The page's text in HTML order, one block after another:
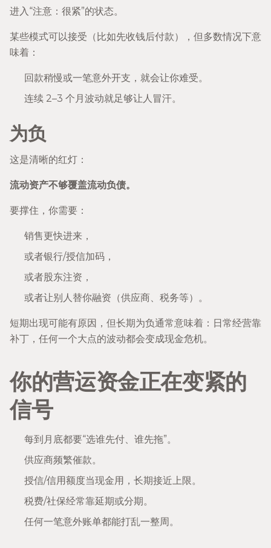
进入“注意：很紧”的状态。
某些模式可以接受（比如先收钱后付款），但多数情况下意
味着：
回款稍慢或一笔意外开支，就会让你难受。
连续 2–3 个月波动就足够让人冒汗。
为负
这是清晰的红灯：
流动资产不够覆盖流动负债。
要撑住，你需要：
销售更快进来，
或者银行/授信加码，
或者股东注资，
或者让别人替你融资（供应商、税务等）。
短期出现可能有原因，但长期为负通常意味着：日常经营靠
补丁，任何一个大点的波动都会变成现金危机。
你的营运资金正在变紧的
信号
每到月底都要“选谁先付、谁先拖”。
供应商频繁催款。
授信/信用额度当现金用，长期接近上限。
税费/社保经常靠延期或分期。
任何一笔意外账单都能打乱一整周。